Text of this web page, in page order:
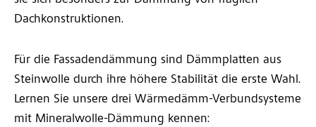
Dachkonstruktionen.
Für die Fassadendämmung sind Dämmplatten aus
Steinwolle durch ihre höhere Stabilität die erste Wahl.
Lernen Sie unsere drei Wärmedämm-Verbundsysteme
mit Mineralwolle-Dämmung kennen: